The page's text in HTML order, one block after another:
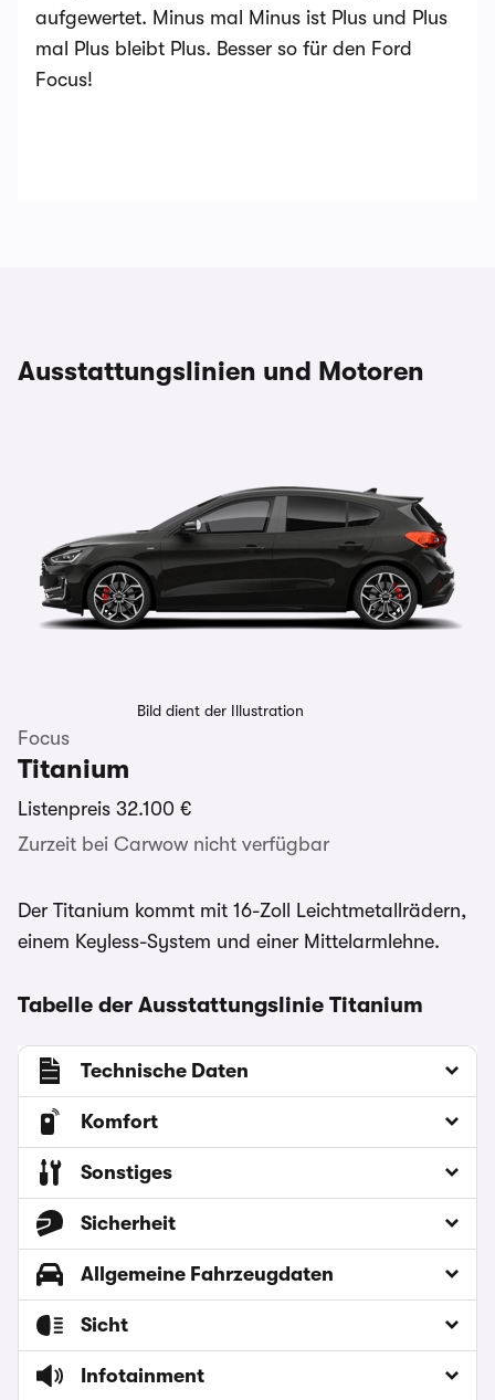
aufgewertet. Minus mal Minus ist Plus und Plus
mal Plus bleibt Plus. Besser so für den Ford
Focus!
Ausstattungslinien und Motoren
Bild dient der Illustration
Focus
Titanium
Listenpreis 32.100 €
Zurzeit bei Carwow nicht verfügbar
Der Titanium kommt mit 16-Zoll Leichtmetallrädern,
einem Keyless-System und einer Mittelarmlehne.
Tabelle der Ausstattungslinie Titanium
Technische Daten
Komfort
Sonstiges
Sicherheit
Allgemeine Fahrzeugdaten
Sicht
Infotainment